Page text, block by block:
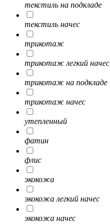
текстиль на подкладе
текстиль начес
трикотаж
трикотаж легкий начес
трикотаж на подкладе
трикотаж начес
утепленный
фатин
флис
экокожа
экокожа легкий начес
экокожа начес